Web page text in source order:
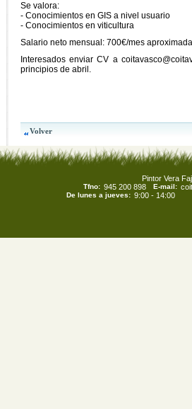
Se valora:
- Conocimientos en GIS a nivel usuario
- Conocimientos en viticultura
Salario neto mensual: 700€/mes
Interesados enviar CV a
principios de abril.
Pintor Vera
Tfno: 945 200 898 E-mail:
De lunes a jueves: 9:00 - 14:00